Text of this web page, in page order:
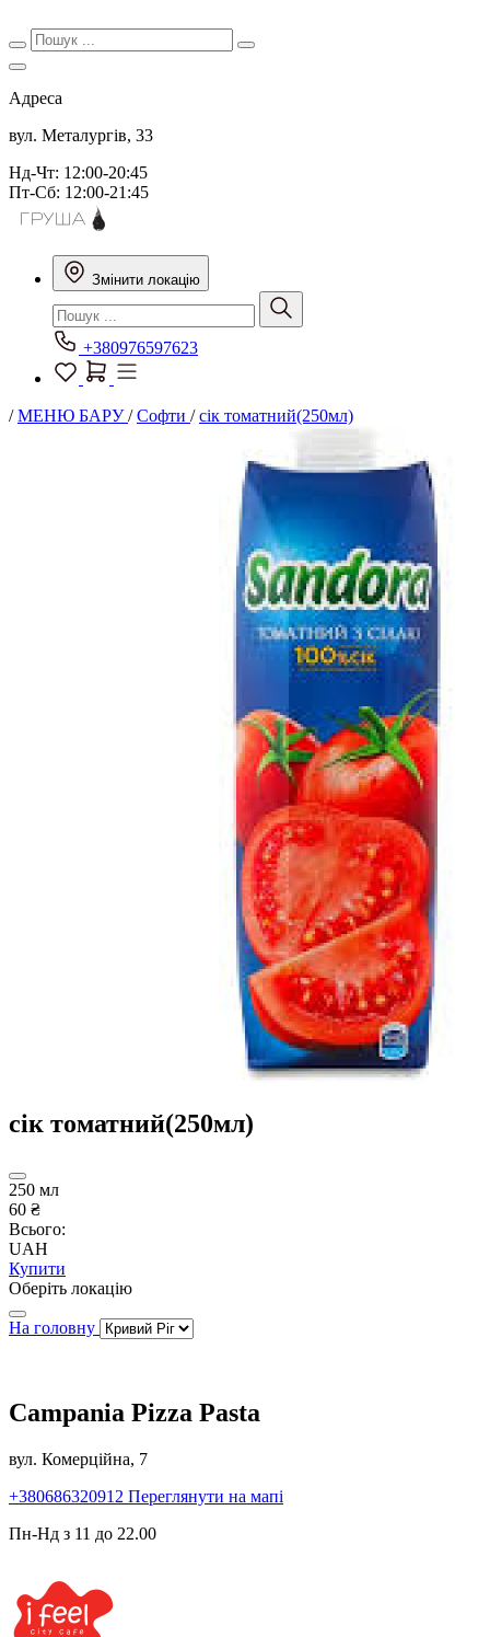
Адреса
вул. Металургів, 33
Нд-Чт: 12:00-20:45
Пт-Сб: 12:00-21:45
Змінити локацію
+380976597623
/МЕНЮ БАРУ/Софти /сік томатний(250мл)
сік томатний(250мл)
250 мл
60 ₴
Всього:
UAH
Купити
Оберіть локацію
На головну
Campania Pizza Pasta
вул. Комерційна, 7
+380686320912 Переглянути на мапі
Пн-Нд з 11 до 22.00